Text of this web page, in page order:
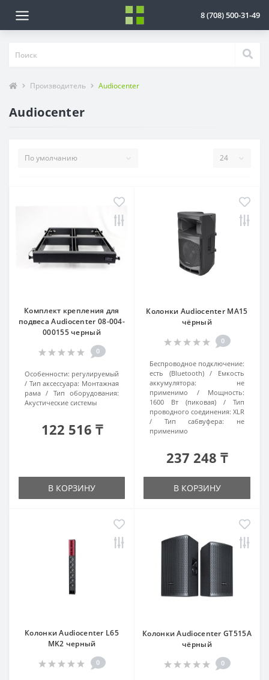
8 (708) 500-31-49
Производитель Audiocenter
Audiocenter
Комплект крепления для
подвеса Audiocenter 08-004-
000155 черный
0
Особенности: регулируемый
Тип аксессуара: Монтажная
рама
Тип оборудования:
Акустические системы
122 516 ₸
В КОРЗИНУ
Колонки Audiocenter MA15
чёрный
0
Беспроводное подключение:
есть (Bluetooth)
Емкость
аккумулятора:
не
применимо
Мощность:
1600 Вт (пиковая)
Тип
проводного соединения: XLR
Тип сабвуфера:
не
применимо
237 248 ₸
В КОРЗИНУ
Колонки Audiocenter L65
MK2 черный
0
Колонки Audiocenter GT515A
чёрный
0